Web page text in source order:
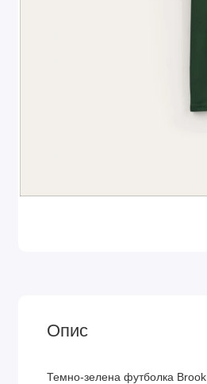
Опис
Темно-зелена футболка